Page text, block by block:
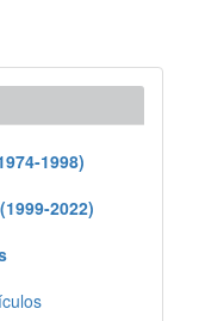
1998)
2022)